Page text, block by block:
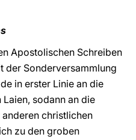
Apostolischen Schreiben
der Sonderversammlung
in erster Linie an die
sodann an die
christlichen
zu den groben